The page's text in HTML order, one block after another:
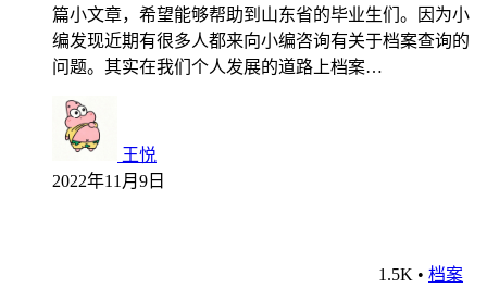
篇小文章，希望能够帮助到山东省的毕业生们。因为小
编发现近期有很多人都来向小编咨询有关于档案查询的
问题。其实在我们个人发展的道路上档案…
王悦
2022年11月9日
1.5K • 档案